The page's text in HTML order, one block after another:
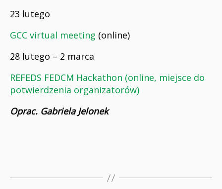
23 lutego
GCC virtual meeting (online)
28 lutego – 2 marca
REFEDS FEDCM Hackathon (online, miejsce do
potwierdzenia organizatorów)
Oprac. Gabriela Jelonek